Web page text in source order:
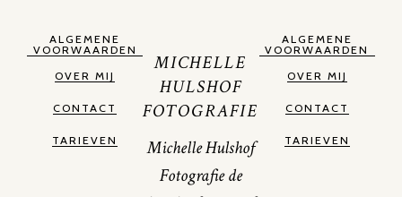
ALGEMENE
VOORWAARDEN
OVER MIJ
CONTACT
TARIEVEN
MICHELLE
HULSHOF
FOTOGRAFIE
Michelle Hulshof
Fotografie de
ALGEMENE
VOORWAARDEN
OVER MIJ
CONTACT
TARIEVEN